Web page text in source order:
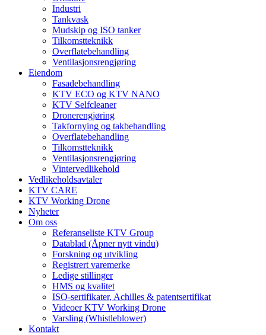
Industri
Tankvask
Mudskip og ISO tanker
Tilkomstteknikk
Overflatebehandling
Ventilasjonsrengjøring
Eiendom
Fasadebehandling
KTV ECO og KTV NANO
KTV Selfcleaner
Dronerengjøring
Takfornying og takbehandling
Overflatebehandling
Tilkomstteknikk
Ventilasjonsrengjøring
Vintervedlikehold
Vedlikeholdsavtaler
KTV CARE
KTV Working Drone
Nyheter
Om oss
Referanseliste KTV Group
Datablad (Åpner nytt vindu)
Forskning og utvikling
Registrert varemerke
Ledige stillinger
HMS og kvalitet
ISO-sertifikater, Achilles & patentsertifikat
Videoer KTV Working Drone
Varsling (Whistleblower)
Kontakt